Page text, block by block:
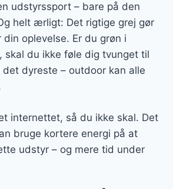
udstyrssport – bare på den
helt ærligt: Det rigtige grej gør
din oplevelse. Er du grøn i
skal du ikke føle dig tvunget til
dyreste – outdoor kan alle
internettet, så du ikke skal. Det
bruge kortere energi på at
udstyr – og mere tid under